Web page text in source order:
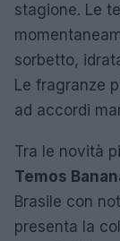
stagione. Le
sorbetto,
Le fragranze
ad accordi
Tra le novità
Temos
Brasile con
presenta la